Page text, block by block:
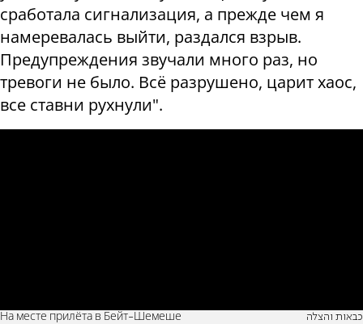
сработала сигнализация, а прежде чем я
намеревалась выйти, раздался взрыв.
Предупреждения звучали много раз, но
тревоги не было. Всё разрушено, царит хаос,
все ставни рухнули".
На месте прилёта в Бейт-Шемеше כבאות והצלה